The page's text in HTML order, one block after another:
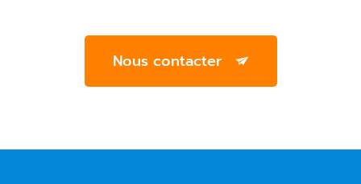
Nous contacter